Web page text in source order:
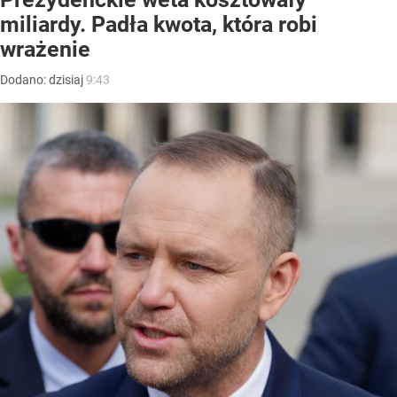
miliardy. Padła kwota, która robi
wrażenie
Dodano:dzisiaj9:43